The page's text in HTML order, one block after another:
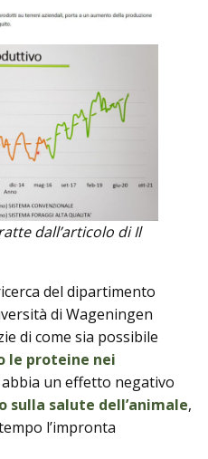
dall’articolo di Il
del dipartimento
di Wageningen
di come sia possibile
le proteine ​​nei
abbia un effetto negativo
sulla salute dell’animale,
l’impronta